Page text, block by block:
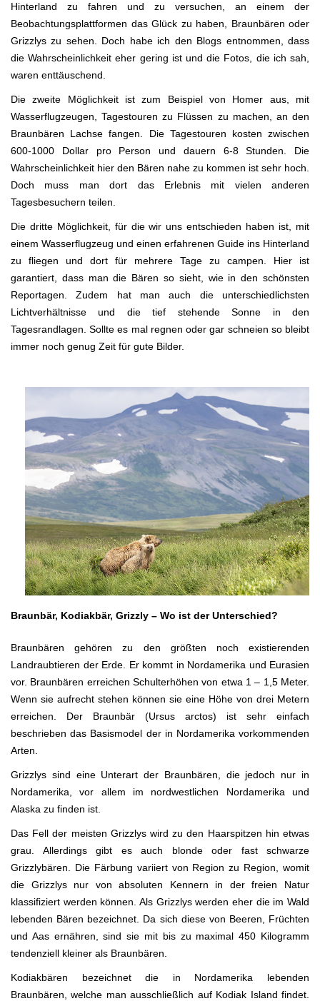
Hinterland zu fahren und zu versuchen, an einem der
Beobachtungsplattformen das Glück zu haben, Braunbären oder
Grizzlys zu sehen. Doch habe ich den Blogs entnommen, dass
die Wahrscheinlichkeit eher gering ist und die Fotos, die ich sah,
waren enttäuschend.
Die zweite Möglichkeit ist zum Beispiel von Homer aus, mit
Wasserflugzeugen, Tagestouren zu Flüssen zu machen, an den
Braunbären Lachse fangen. Die Tagestouren kosten zwischen
600-1000 Dollar pro Person und dauern 6-8 Stunden. Die
Wahrscheinlichkeit hier den Bären nahe zu kommen ist sehr hoch.
Doch muss man dort das Erlebnis mit vielen anderen
Tagesbesuchern teilen.
Die dritte Möglichkeit, für die wir uns entschieden haben ist, mit
einem Wasserflugzeug und einen erfahrenen Guide ins Hinterland
zu fliegen und dort für mehrere Tage zu campen. Hier ist
garantiert, dass man die Bären so sieht, wie in den schönsten
Reportagen. Zudem hat man auch die unterschiedlichsten
Lichtverhältnisse und die tief stehende Sonne in den
Tagesrandlagen. Sollte es mal regnen oder gar schneien so bleibt
immer noch genug Zeit für gute Bilder.
Braunbär, Kodiakbär, Grizzly – Wo ist der Unterschied?
Braunbären gehören zu den größten noch existierenden
Landraubtieren der Erde. Er kommt in Nordamerika und Eurasien
vor. Braunbären erreichen Schulterhöhen von etwa 1 – 1,5 Meter.
Wenn sie aufrecht stehen können sie eine Höhe von drei Metern
erreichen. Der Braunbär (Ursus arctos) ist sehr einfach
beschrieben das Basismodel der in Nordamerika vorkommenden
Arten.
Grizzlys sind eine Unterart der Braunbären, die jedoch nur in
Nordamerika, vor allem im nordwestlichen Nordamerika und
Alaska zu finden ist.
Das Fell der meisten Grizzlys wird zu den Haarspitzen hin etwas
grau. Allerdings gibt es auch blonde oder fast schwarze
Grizzlybären. Die Färbung variiert von Region zu Region, womit
die Grizzlys nur von absoluten Kennern in der freien Natur
klassifiziert werden können. Als Grizzlys werden eher die im Wald
lebenden Bären bezeichnet. Da sich diese von Beeren, Früchten
und Aas ernähren, sind sie mit bis zu maximal 450 Kilogramm
tendenziell kleiner als Braunbären.
Kodiakbären bezeichnet die in Nordamerika lebenden
Braunbären, welche man ausschließlich auf Kodiak Island findet.